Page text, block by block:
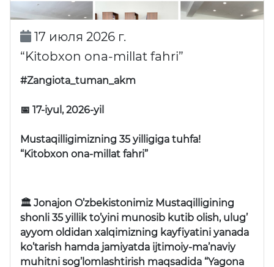
17 июля 2026 г.
“Kitobxon ona-millat fahri”
#Zangiota_tuman_akm
📅 17-iyul, 2026-yil
Mustaqilligimizning 35 yilligiga tuhfa!
“Kitobxon ona-millat fahri”
🏛 Jonajon O’zbekistonimiz Mustaqilligining
shonli 35 yillik to’yini munosib kutib olish, ulug’
ayyom oldidan xalqimizning kayfiyatini yanada
ko’tarish hamda jamiyatda ijtimoiy-ma’naviy
muhitni sog’lomlashtirish maqsadida “Yagona